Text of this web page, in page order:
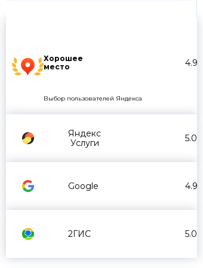
Хорошее
место
4.9
Выбор пользователей Яндекса
Яндекс
Услуги
5.0
Google 4.9
2ГИС 5.0